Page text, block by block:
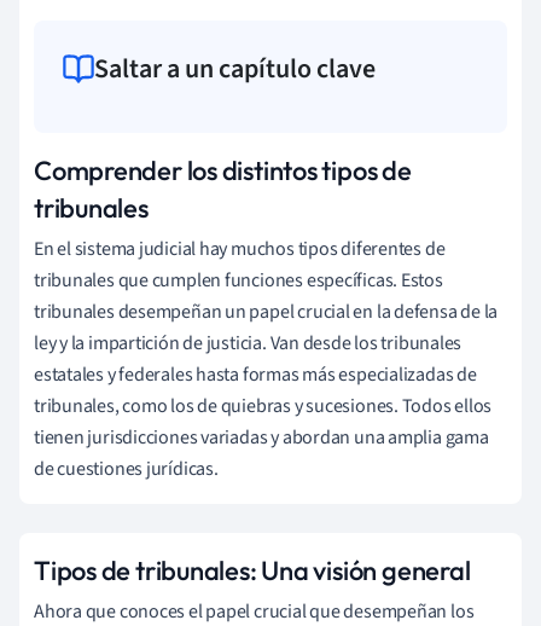
Saltar a un capítulo clave
Comprender los distintos tipos de
tribunales
En el sistema judicial hay muchos tipos diferentes de
tribunales que cumplen funciones específicas. Estos
tribunales desempeñan un papel crucial en la defensa de la
ley y la impartición de justicia. Van desde los tribunales
estatales y federales hasta formas más especializadas de
tribunales, como los de quiebras y sucesiones. Todos ellos
tienen jurisdicciones variadas y abordan una amplia gama
de cuestiones jurídicas.
Tipos de tribunales: Una visión general
Ahora que conoces el papel crucial que desempeñan los